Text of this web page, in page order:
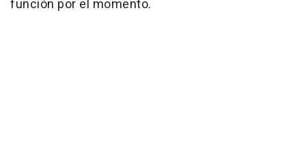
función por el momento.